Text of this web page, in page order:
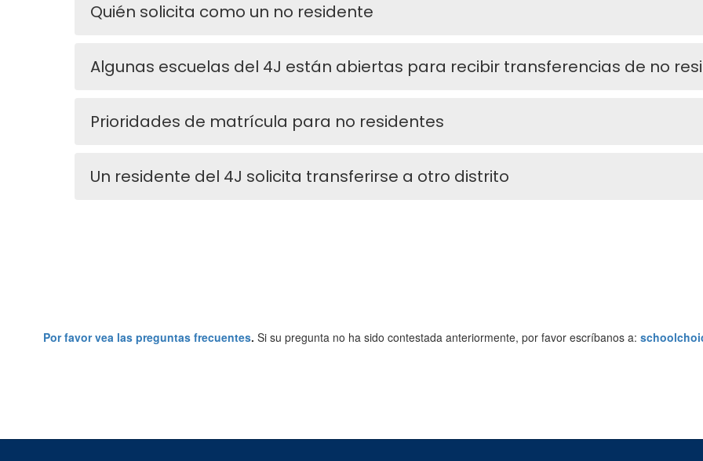
Quién solicita como un no residente
Algunas escuelas del 4J están abiertas para recibir transferencias de no
Prioridades de matrícula para no residentes
Un residente del 4J solicita transferirse a otro distrito
Por favor vea las preguntas frecuentes. Si su pregunta no ha sido contestada anteriormente, por favor escríbanos a: